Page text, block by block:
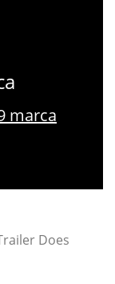
marca
Does